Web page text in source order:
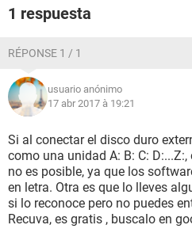
1 respuesta
RÉPONSE 1 / 1
usuario anónimo
17 abr 2017 à 19:21
Si al conectar el disco duro
como una unidad A: B: C:
no es posible, ya que los
en letra. Otra es que lo lleves
si lo reconoce pero no puedes
Recuva, es gratis , buscalo en